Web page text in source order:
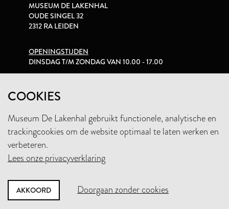
COOKIES
Museum De Lakenhal gebruikt functionele, analytische en
trackingcookies om de website optimaal te laten werken en
verbeteren.
Lees onze privacyverklaring
AKKOORD Doorgaan zonder cookies
MUSEUM DE LAKENHAL
OUDE SINGEL 32
2312 RA LEIDEN
OPENINGSTIJDEN
DINSDAG T/M ZONDAG VAN 10.00 - 17.00
+31 (0)71 5165360
INFO@LAKENHAL.NL
STEUN HET MUSEUM
NIEUWSBRIEF